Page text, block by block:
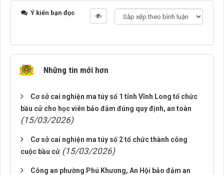
Ý kiến bạn đọc
Những tin mới hơn
Cơ sở cai nghiện ma túy số 1 tỉnh Vĩnh Long tổ chức
bầu cử cho học viên bảo đảm đúng quy định, an toàn
(15/03/2026)
Cơ sở cai nghiện ma túy số 2 tổ chức thành công
cuộc bầu cử (15/03/2026)
Công an phường Phú Khương, An Hội bảo đảm an